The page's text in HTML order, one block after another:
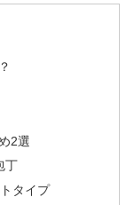
2選
丁
タイプ